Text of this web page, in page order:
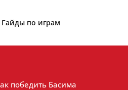
Гайды по играм
победить Басима